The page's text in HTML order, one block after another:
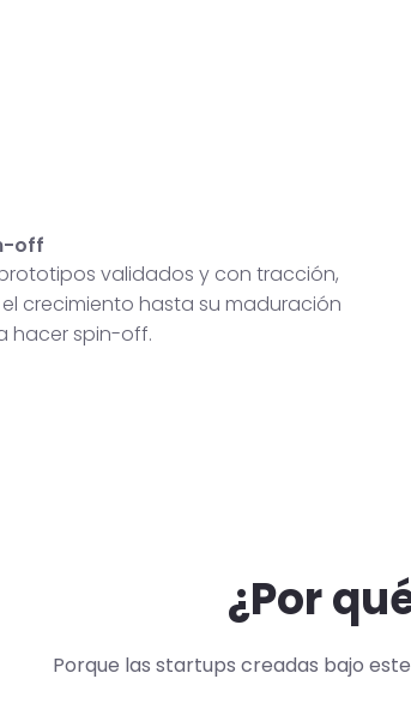
off
validados y con tracción,
crecimiento hasta su maduración
hacer spin-off.
¿Por
Porque las startups creadas bajo